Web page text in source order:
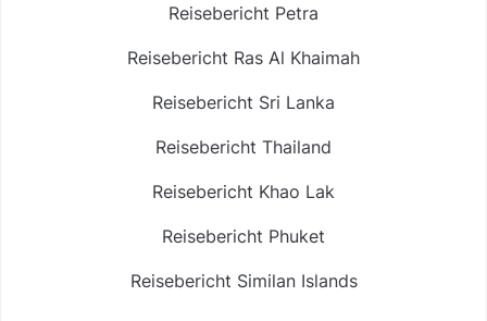
Reisebericht Petra
Reisebericht Ras Al Khaimah
Reisebericht Sri Lanka
Reisebericht Thailand
Reisebericht Khao Lak
Reisebericht Phuket
Reisebericht Similan Islands